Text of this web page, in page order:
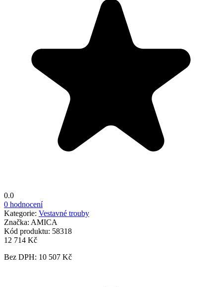
0.0
0 hodnocení
Kategorie: Vestavné trouby
Značka: AMICA
Kód produktu: 58318
12 714 Kč
Bez DPH: 10 507 Kč